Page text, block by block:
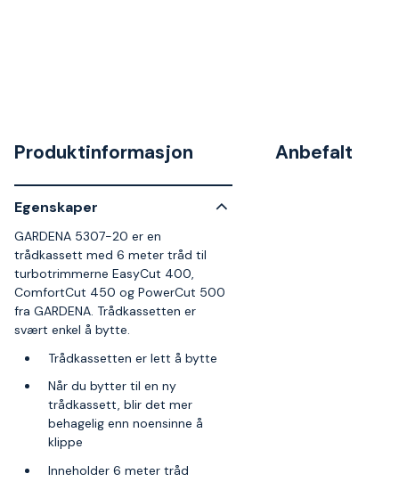
Produktinformasjon
Egenskaper
GARDENA 5307-20 er en
trådkassett med 6 meter tråd til
turbotrimmerne EasyCut 400,
ComfortCut 450 og PowerCut 500
fra GARDENA. Trådkassetten er
svært enkel å bytte.
Trådkassetten er lett å bytte
Når du bytter til en ny
trådkassett, blir det mer
behagelig enn noensinne å
klippe
Inneholder 6 meter tråd
Anbefalt